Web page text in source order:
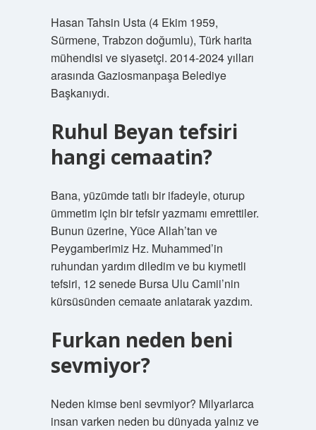
Hasan Tahsin Usta (4 Ekim 1959,
Sürmene, Trabzon doğumlu), Türk harita
mühendisi ve siyasetçi. 2014-2024 yılları
arasında Gaziosmanpaşa Belediye
Başkanıydı.
Ruhul Beyan tefsiri
hangi cemaatin?
Bana, yüzümde tatlı bir ifadeyle, oturup
ümmetim için bir tefsir yazmamı emrettiler.
Bunun üzerine, Yüce Allah’tan ve
Peygamberimiz Hz. Muhammed’in
ruhundan yardım diledim ve bu kıymetli
tefsiri, 12 senede Bursa Ulu Camii’nin
kürsüsünden cemaate anlatarak yazdım.
Furkan neden beni
sevmiyor?
Neden kimse beni sevmiyor? Milyarlarca
insan varken neden bu dünyada yalnız ve